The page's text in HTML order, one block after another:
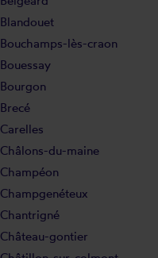
Blandouet
Bouchamps-lès-craon
Bouessay
Bourgon
Brecé
Carelles
Châlons-du-maine
Champéon
Champgenéteux
Chantrigné
Château-gontier